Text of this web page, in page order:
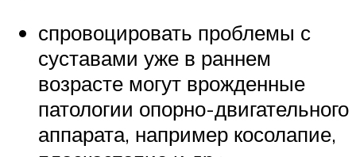
спровоцировать проблемы с
суставами уже в раннем
возрасте могут врожденные
патологии опорно-двигательного
аппарата, например косолапие,